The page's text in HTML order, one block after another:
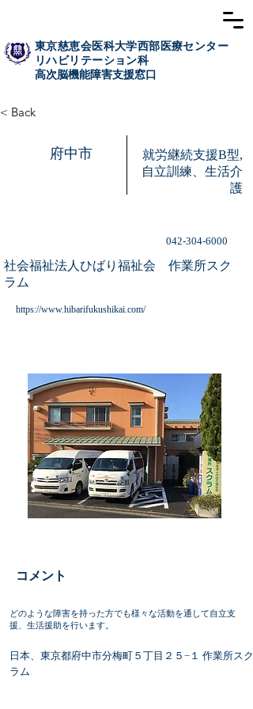
東京慈恵会医科大学西部医療センター
リハビリテーション科
高次脳​機能障害支援窓口
府中市
就労継続支援B型,
自立訓練、生活介
護
042-304-6000
社会福祉法人ひばり福祉会 作業所スク
ラム
https://www.hibarifukushikai.com/
< Back
​コメント
どのような障害を持った方でも様々な活動を通して自立支
援、生活援助を行います。
日本、東京都府中市分梅町５丁目２５−１ 作業所スク
ラム